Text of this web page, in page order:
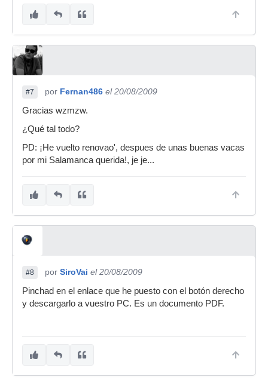
#7 por Fernan486 el 20/08/2009
Gracias wzmzw.
¿Qué tal todo?
PD: ¡He vuelto renovao', despues de unas buenas vacas
por mi Salamanca querida!, je je...
#8 por SiroVai el 20/08/2009
Pinchad en el enlace que he puesto con el botón derecho
y descargarlo a vuestro PC. Es un documento PDF.